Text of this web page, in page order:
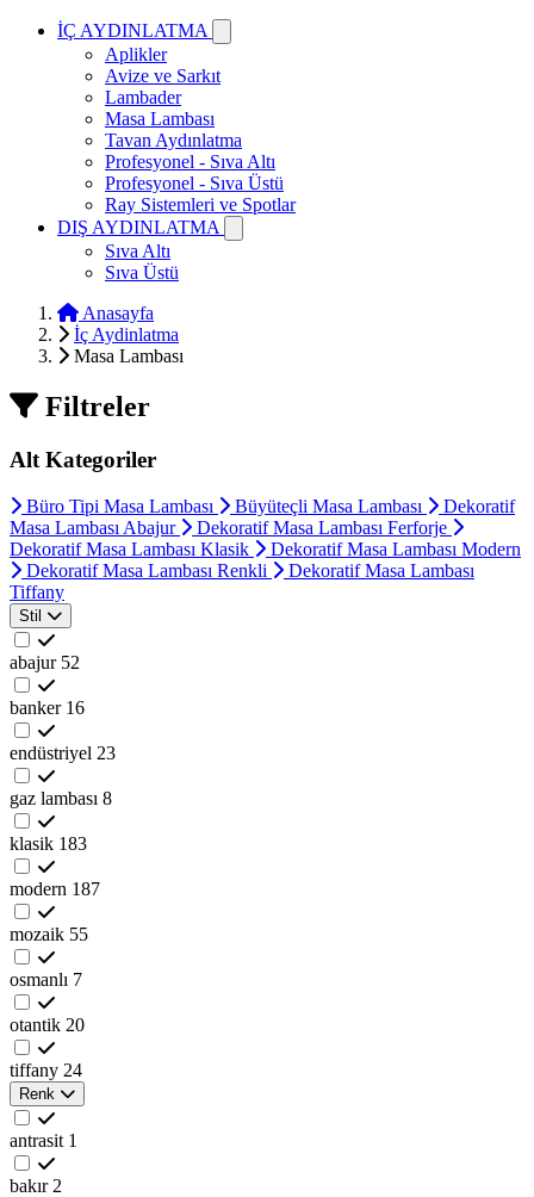
İÇ AYDINLATMA
Aplikler
Avize ve Sarkıt
Lambader
Masa Lambası
Tavan Aydınlatma
Profesyonel - Sıva Altı
Profesyonel - Sıva Üstü
Ray Sistemleri ve Spotlar
DIŞ AYDINLATMA
Sıva Altı
Sıva Üstü
Anasayfa
İç Aydinlatma
Masa Lambası
Filtreler
Alt Kategoriler
Büro Tipi Masa Lambası Büyüteçli Masa Lambası
Dekoratif
Masa Lambası Abajur
Dekoratif Masa Lambası Ferforje
Dekoratif Masa Lambası Klasik
Dekoratif Masa Lambası Modern
Dekoratif Masa Lambası Renkli
Dekoratif Masa Lambası
Tiffany
Stil
abajur 52
banker 16
endüstriyel 23
gaz lambası 8
klasik 183
modern 187
mozaik 55
osmanlı 7
otantik 20
tiffany 24
Renk
antrasit 1
bakır 2